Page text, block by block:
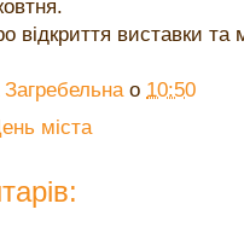
відкриття виставки та
Загребельна о 10:50
міста